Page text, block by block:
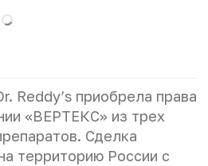
Reddy’s приобрела права
«ВЕРТЕКС» из трех
Сделка
территорию России с